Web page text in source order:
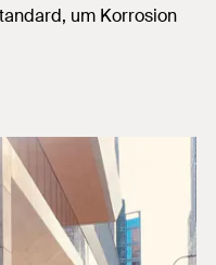
um Korrosion